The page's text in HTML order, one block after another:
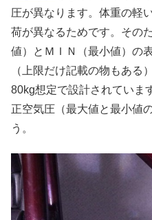
圧が異なります。体重の軽
荷が異なるためです。その
値）とＭＩＮ（最小値）の
（上限だけ記載の物もある
80kg想定で設計されていま
正空気圧（最大値と最小値
う。